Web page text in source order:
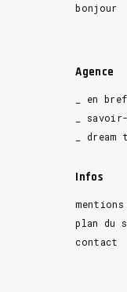
bonjour
Agence
_ en bref
_
_ dream
Infos
plan du
contact